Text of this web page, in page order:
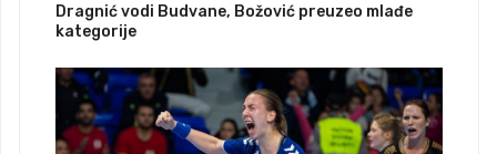
Dragnić vodi Budvane, Božović preuzeo mlađe
kategorije